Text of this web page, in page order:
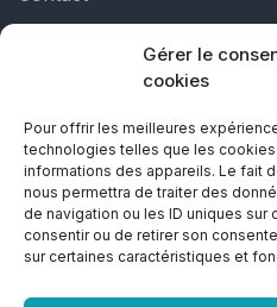
Gérer le
cookies
Pour offrir les meilleures
technologies telles que les
informations des appareils. Le fait
nous permettra de traiter des
de navigation ou les ID uniques sur
consentir ou de retirer son
sur certaines caractéristiques et
Liens utiles
Politique de cookies (UE)
Déclaration de
Avertissement
Conditions générales